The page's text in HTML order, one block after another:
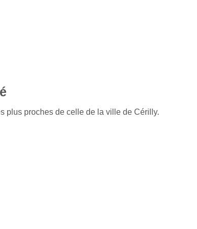
plus proches de celle de la ville de Cérilly.